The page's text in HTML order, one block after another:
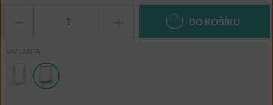
DO KOŠÍKU
VARIANTA